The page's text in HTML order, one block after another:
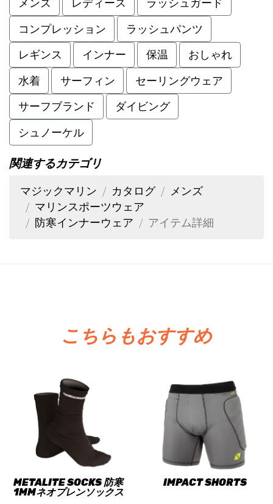
メンズ
レディース
ラッシュガード
コンプレッション
ラッシュパンツ
レギンス
インナー 保温
おしゃれ
水着
サーフィン
セーリングウェア
サーフブランド
ダイビング
シュノーケル
関連するカテゴリ
マジックマリン
カタログ
メンズ
マリンスポーツウェア
防寒インナーウェア
アイテム詳細
こちらもおすすめ
METALITE SOCKS 防寒
1MMネオプレンソックス
IMPACT SHORTS